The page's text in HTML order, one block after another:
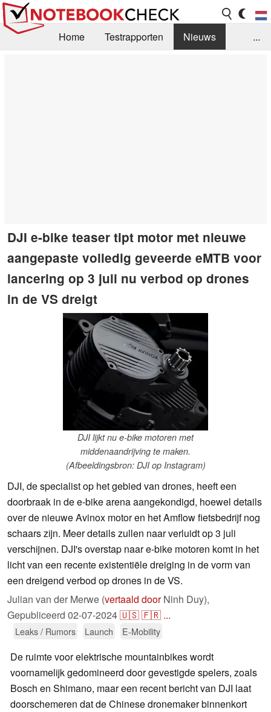
Home Testrapporten
Nieuws
...
DJI e-bike teaser tipt motor met nieuwe
aangepaste volledig geveerde eMTB voor
lancering op 3 juli nu verbod op drones
in de VS dreigt
DJI lijkt nu e-bike motoren met
middenaandrijving te maken.
(Afbeeldingsbron: DJI op Instagram)
DJI, de specialist op het gebied van drones, heeft een
doorbraak in de e-bike arena aangekondigd, hoewel details
over de nieuwe Avinox motor en het Amflow fietsbedrijf nog
schaars zijn. Meer details zullen naar verluidt op 3 juli
verschijnen. DJI's overstap naar e-bike motoren komt in het
licht van een recente existentiële dreiging in de vorm van
een dreigend verbod op drones in de VS.
Julian van der Merwe (vertaald doorNinh Duy),
Gepubliceerd 02-07-2024🇺🇸🇫🇷 ...
Leaks / Rumors Launch E-Mobility
De ruimte voor elektrische mountainbikes wordt
voornamelijk gedomineerd door gevestigde spelers, zoals
Bosch en Shimano, maar een recent bericht van DJI laat
doorschemeren dat de Chinese dronemaker binnenkort